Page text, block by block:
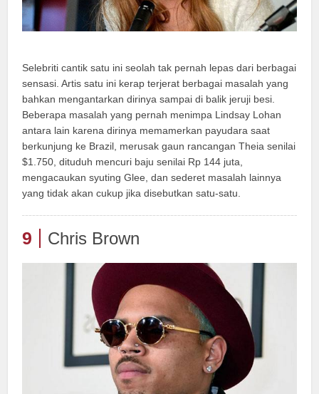
Selebriti cantik satu ini seolah tak pernah lepas dari berbagai
sensasi. Artis satu ini kerap terjerat berbagai masalah yang
bahkan mengantarkan dirinya sampai di balik jeruji besi.
Beberapa masalah yang pernah menimpa Lindsay Lohan
antara lain karena dirinya memamerkan payudara saat
berkunjung ke Brazil, merusak gaun rancangan Theia senilai
$1.750, dituduh mencuri baju senilai Rp 144 juta,
mengacaukan syuting Glee, dan sederet masalah lainnya
yang tidak akan cukup jika disebutkan satu-satu.
9 Chris Brown